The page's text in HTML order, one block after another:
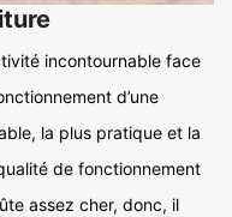
incontournable face
d’une
la plus pratique et la
de fonctionnement
assez cher, donc, il